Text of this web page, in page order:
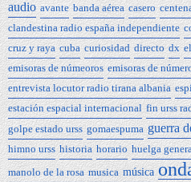
audio avante banda aérea casero
clandestina radio españa independiente
cruz y raya cuba curiosidad directo dx
emisoras de númeoros emisoras de
entrevista locutor radio tirana albania
estación espacial internacional fin urss
golpe estado urss gomaespuma guerra
himno urss historia horario huelga
manolo de la rosa musica música